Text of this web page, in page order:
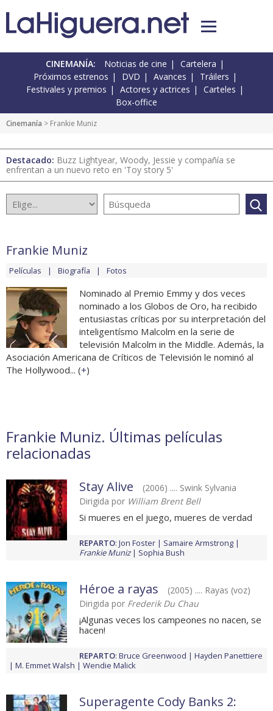
CINEMANÍA: Noticias de cine
Cartelera
Próximos estrenos
DVD Avances
Tráilers
Festivales y premios
Actores y actrices
Carteles
Box-office
Cinemanía > Frankie Muniz
Destacado: Buzz Lightyear, Woody, Jessie y compañía se
enfrentan a un nuevo reto en 'Toy story 5'
Frankie Muniz
Películas Biografía Fotos
Nominado al Premio Emmy y dos veces
nominado a los Globos de Oro, ha recibido
entusiastas críticas por su interpretación del
inteligentísmo Malcolm en la serie de
televisión Malcolm in the Middle. Además, la
Asociación Americana de Críticos de Televisión le nominó al
The Hollywood... (+)
Frankie Muniz. Últimas películas
relacionadas
Stay Alive
(2006) .... Swink Sylvania
Dirigida por William Brent Bell
Si mueres en el juego, mueres de verdad
REPARTO: Jon Foster
Samaire Armstrong
Frankie Muniz
Sophia Bush
Héroe a rayas
(2005) .... Rayas (voz)
Dirigida por Frederik Du Chau
¡Algunas veces los campeones no nacen, se
hacen!
REPARTO: Bruce Greenwood
Hayden Panettiere
M. Emmet Walsh
Wendie Malick
Superagente Cody Banks 2: